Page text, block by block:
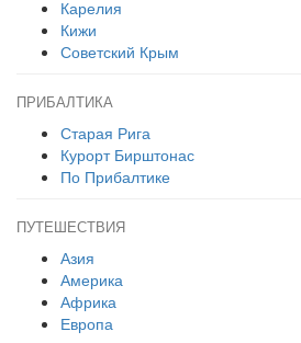
Карелия
Кижи
Советский Крым
ПРИБАЛТИКА
Старая Рига
Курорт Бирштонас
По Прибалтике
ПУТЕШЕСТВИЯ
Азия
Америка
Африка
Европа